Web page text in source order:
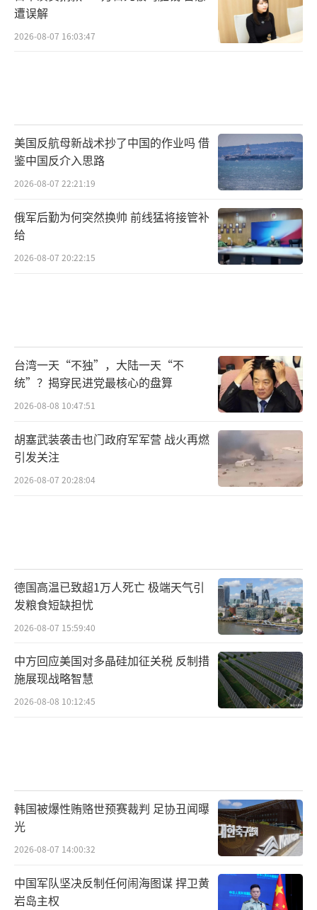
遭误解
2026-08-07 16:03:47
美国反航母新战术抄了中国的作业吗 借
鉴中国反介入思路
2026-08-07 22:21:19
俄军后勤为何突然换帅 前线猛将接管补
给
2026-08-07 20:22:15
台湾一天“不独”，大陆一天“不
统”？揭穿民进党最核心的盘算
2026-08-08 10:47:51
胡塞武装袭击也门政府军军营 战火再燃
引发关注
2026-08-07 20:28:04
德国高温已致超1万人死亡 极端天气引
发粮食短缺担忧
2026-08-07 15:59:40
中方回应美国对多晶硅加征关税 反制措
施展现战略智慧
2026-08-08 10:12:45
韩国被爆性贿赂世预赛裁判 足协丑闻曝
光
2026-08-07 14:00:32
中国军队坚决反制任何闹海图谋 捍卫黄
岩岛主权